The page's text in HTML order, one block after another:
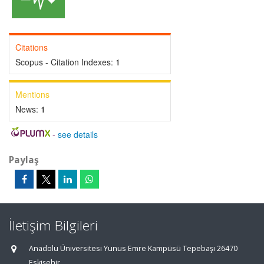
Citations
Scopus - Citation Indexes: 1
Mentions
News: 1
- see details
Paylaş
İletişim Bilgileri
Anadolu Üniversitesi Yunus Emre Kampüsü Tepebaşı 26470